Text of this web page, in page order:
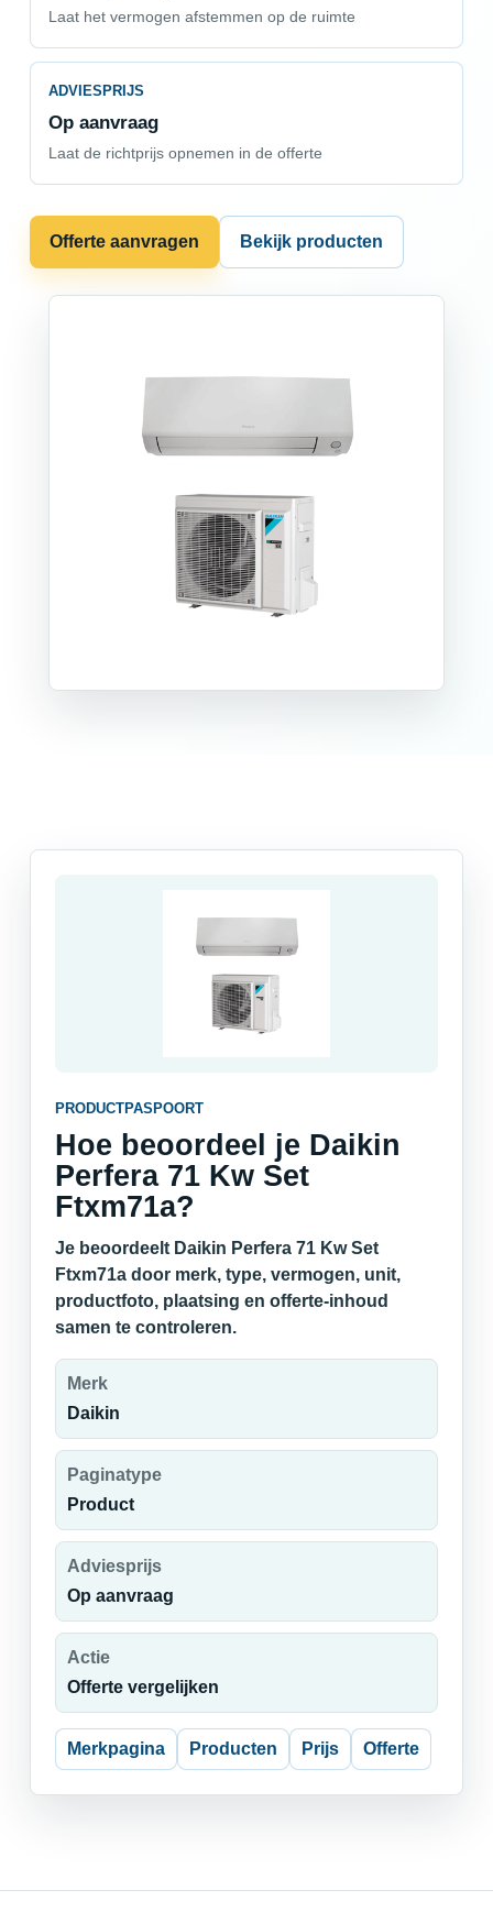
Laat het vermogen afstemmen op de ruimte
ADVIESPRIJS
Op aanvraag
Laat de richtprijs opnemen in de offerte
Offerte aanvragen Bekijk producten
PRODUCTPASPOORT
Hoe beoordeel je Daikin
Perfera 71 Kw Set
Ftxm71a?
Je beoordeelt Daikin Perfera 71 Kw Set
Ftxm71a door merk, type, vermogen, unit,
productfoto, plaatsing en offerte-inhoud
samen te controleren.
Merk
Daikin
Paginatype
Product
Adviesprijs
Op aanvraag
Actie
Offerte vergelijken
Merkpagina Producten Prijs Offerte